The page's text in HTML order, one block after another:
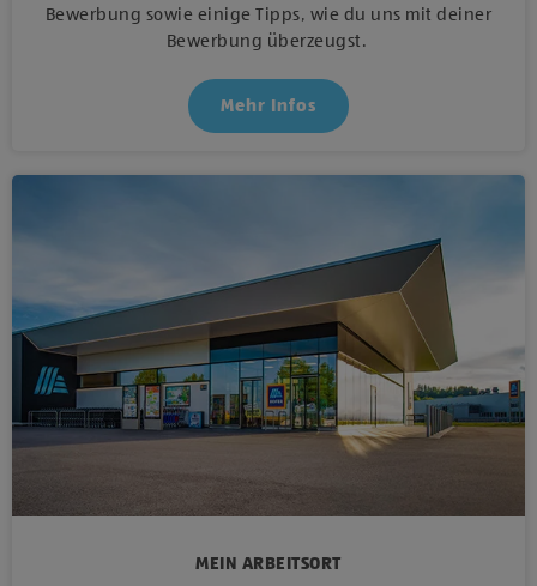
Bewerbung sowie einige Tipps, wie du uns mit deiner
Bewerbung überzeugst.
Mehr Infos
MEIN ARBEITSORT